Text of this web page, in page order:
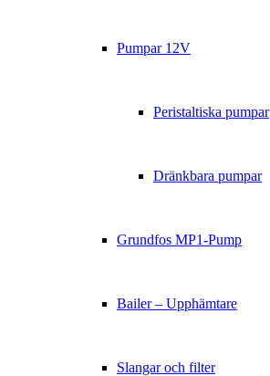
Pumpar 12V
Peristaltiska pumpar
Dränkbara pumpar
Grundfos MP1-Pump
Bailer – Upphämtare
Slangar och filter